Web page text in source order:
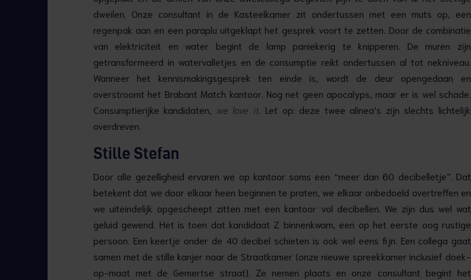
dweilen. Onze consultant in de Kasteelkamer zit ondertussen met een muts op, een
regenpak aan en een paraplu uitgeklapt het gesprek voort te zetten. Door de combinatie
van elektriciteit en water begint de lamp paniekerig te knipperen. De muren zijn
getransformeerd in watervalletjes en de consumptie reikt ondertussen al tot nekniveau.
Wanneer het kennismakingsgesprek ten einde is, wordt de deur opengedaan en
overstroomt het Brabant Match kantoor. Nog net geen apocalyps, maar er is wel schade.
Consumptierijke kandidaten, we love it . Let op: deze twee alinea’s zijn slechts lichtelijk
overdreven.
Stille Stefan
Door alle gezelligheid ervaren we op kantoor soms een “meer dan 60 decibelletje”. Dat
betekent dat we door elkaar heen beginnen te praten, we elkaar onbedoeld overtreffen en
we uiteindelijk opgescheept zitten met een kantoor vol decibellen. We zijn dus wel wat
geluid gewend. Het is toen dat kandidaat Z binnenkwam, een op het eerste oog rustige
persoon. Een keertje onder de 40 decibel schieten is ook wel eens fijn. Een collega gaat
samen met de stille kanjer naar de Straatkamer (onze nieuwe spreekkamer inclusief doek-
op-maat met de Gemertse straat). Ze nemen plaats en onze consultant begint het